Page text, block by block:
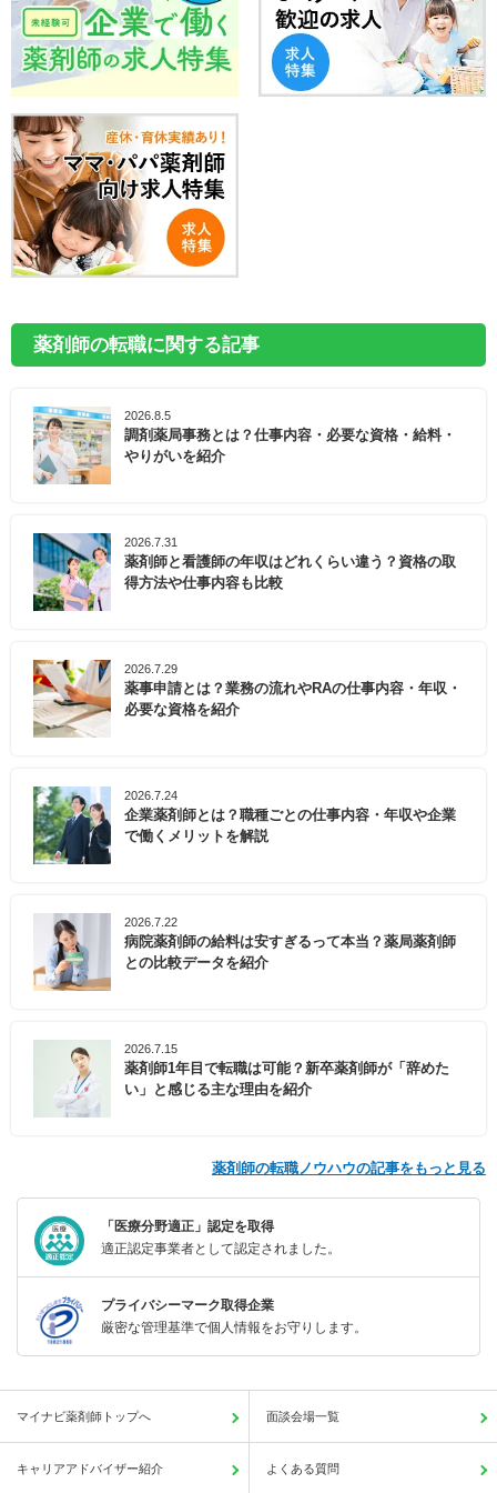
薬剤師の転職に関する記事
2026.8.5
調剤薬局事務とは？仕事内容・必要な資格・給料・
やりがいを紹介
2026.7.31
薬剤師と看護師の年収はどれくらい違う？資格の取
得方法や仕事内容も比較
2026.7.29
薬事申請とは？業務の流れやRAの仕事内容・年収・
必要な資格を紹介
2026.7.24
企業薬剤師とは？職種ごとの仕事内容・年収や企業
で働くメリットを解説
2026.7.22
病院薬剤師の給料は安すぎるって本当？薬局薬剤師
との比較データを紹介
2026.7.15
薬剤師1年目で転職は可能？新卒薬剤師が「辞めた
い」と感じる主な理由を紹介
薬剤師の転職ノウハウの記事をもっと見る
「医療分野適正」認定を取得
適正認定事業者として認定されました。
プライバシーマーク取得企業
厳密な管理基準で個人情報をお守りします。
マイナビ薬剤師トップへ 面談会場一覧
キャリアアドバイザー紹介 よくある質問